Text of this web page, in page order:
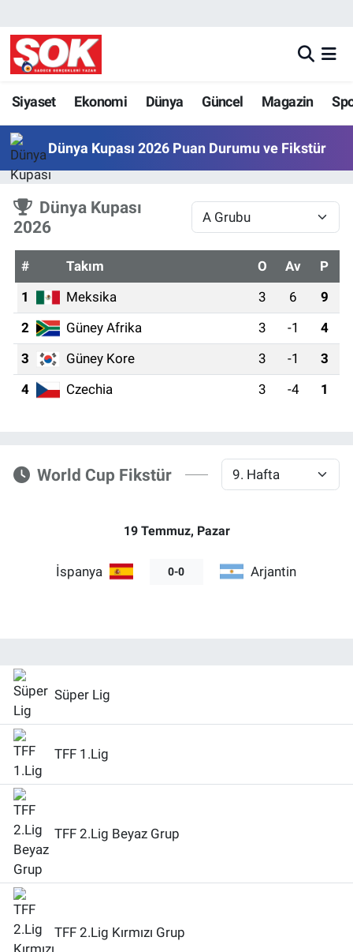
Siyaset Ekonomi Dünya Güncel Magazin
Dünya Kupası 2026 Puan Durumu ve Fikstür
Dünya Kupası
2026
# Takım O Av
P
1
Meksika 3 6
9
2
Güney Afrika 3 -1
4
3
Güney Kore 3 -1
3
4
Czechia 3 -4 1
World Cup Fikstür
19 Temmuz, Pazar
İspanya 0-0 Arjantin
Süper Lig
TFF 1.Lig
TFF 2.Lig Beyaz Grup
TFF 2.Lig Kırmızı Grup
GÜNDEM
DÜNYA
SPOR
MAGAZİN
KÜLTÜR SANAT
POLİTİKA
YAŞAM
TEKNOLOJİ
SAĞLIK
ASTROLOJİ
İLAN
Bize ulaşın
İletişim/Künye
Yaşam
Nöbetçi Eczaneler
Hava Durumu
İstanbul Namaz Vakitleri
Trafik Durumu
Süper Lig Puan Durumu ve Fikstür
Tüm Manşetler
Son Dakika Haberleri
Haber Arşivi